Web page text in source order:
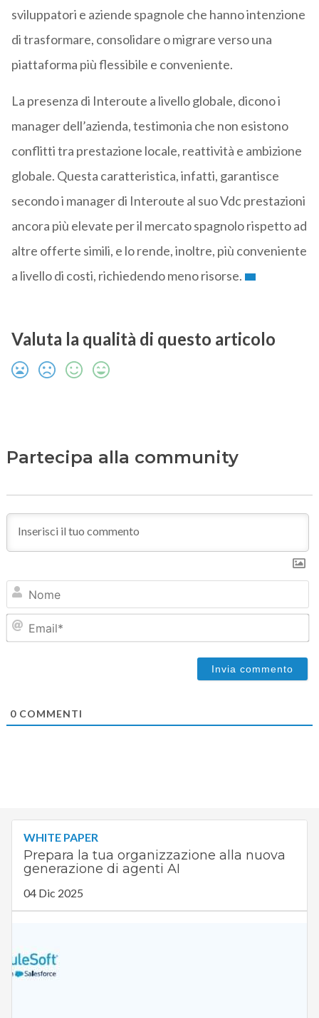
sviluppatori e aziende spagnole che hanno intenzione
di trasformare, consolidare o migrare verso una
piattaforma più flessibile e conveniente.
La presenza di Interoute a livello globale, dicono i
manager dell’azienda, testimonia che non esistono
conflitti tra prestazione locale, reattività e ambizione
globale. Questa caratteristica, infatti, garantisce
secondo i manager di Interoute al suo Vdc prestazioni
ancora più elevate per il mercato spagnolo rispetto ad
altre offerte simili, e lo rende, inoltre, più conveniente
a livello di costi, richiedendo meno risorse.
Valuta la qualità di questo articolo
Partecipa alla community
0COMMENTI
WHITE PAPER
Prepara la tua organizzazione alla nuova
generazione di agenti AI
04 Dic 2025